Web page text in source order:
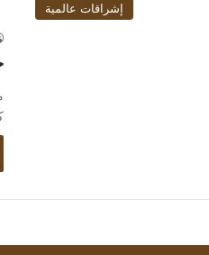
إشراقات عالمية